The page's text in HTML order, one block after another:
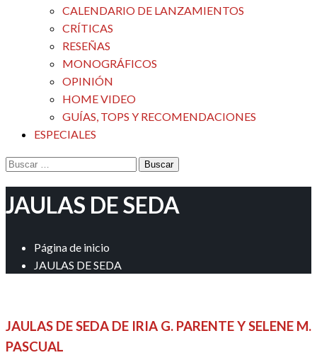
CALENDARIO DE LANZAMIENTOS
CRÍTICAS
RESEÑAS
MONOGRÁFICOS
OPINIÓN
HOME VIDEO
GUÍAS, TOPS Y RECOMENDACIONES
ESPECIALES
Buscar:
JAULAS DE SEDA
Página de inicio
JAULAS DE SEDA
JAULAS DE SEDA DE IRIA G. PARENTE Y SELENE M.
PASCUAL